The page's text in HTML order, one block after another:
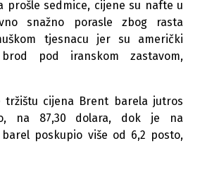
prošle sedmice, cijene su nafte u
snažno porasle zbog rasta
tjesnacu jer su američki
pod iranskom zastavom,
tržištu cijena Brent barela jutros
na 87,30 dolara, dok je na
poskupio više od 6,2 posto,